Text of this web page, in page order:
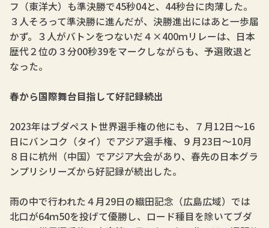
フ（東洋大）も準決勝で45秒04と、44秒台に肉薄した。
３人そろって準決勝に進んだが、決勝進出にはあと一歩届
かず。３人がバトンをつないだ４×400ｍリレーは、日本
歴代２位の３分00秒39をマークしながらも、予選敗退と
なった。
春から国際舞台目指して好記録続出
2023年はブダペスト世界選手権の他にも、７月12日～16
日にバンコク（タイ）でアジア選手権、９月23日～10月
８日に杭州（中国）でアジア大会があり、春先の日本グラ
ンプリシリーズから好記録が続出した。
雨の中で行われた４月29日の織田記念（広島広域）では
北口が64ｍ50を投げて優勝し、ロード種目を除いてブダ